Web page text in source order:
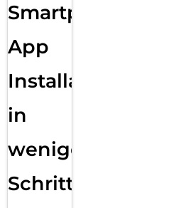
Smartphone
App
Installation
in
wenigen
Schritten